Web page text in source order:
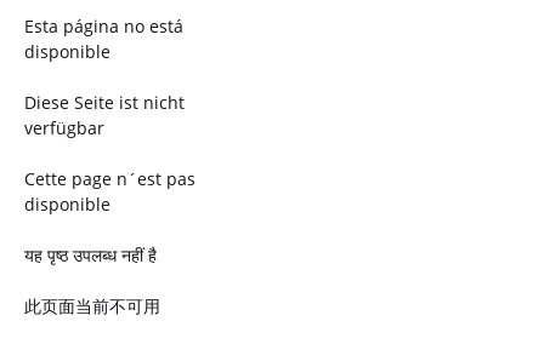
Esta página no está
disponible
Diese Seite ist nicht
verfügbar
Cette page n´est pas
disponible
यह पृष्ठ उपलब्ध नहीं है
此页面当前不可用